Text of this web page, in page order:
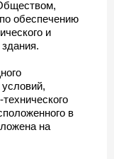
обеспечению
и
в
на